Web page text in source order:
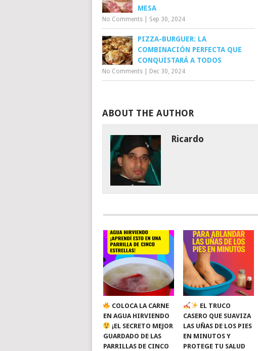
MESA
No Comments Sep 30, 2024
PIZZA-BURGUER: LA
COMBINACIÓN PERFECTA QUE
CONQUISTARÁ A TODOS
No Comments Dec 30, 2024
ABOUT THE AUTHOR
Ricardo
COLOCA LA CARNE
EN AGUA HIRVIENDO
¡EL SECRETO MEJOR
GUARDADO DE LAS
PARRILLAS DE CINCO
EL TRUCO
CASERO QUE SUAVIZA
LAS UÑAS DE LOS PIES
EN MINUTOS Y
PROTEGE TU SALUD